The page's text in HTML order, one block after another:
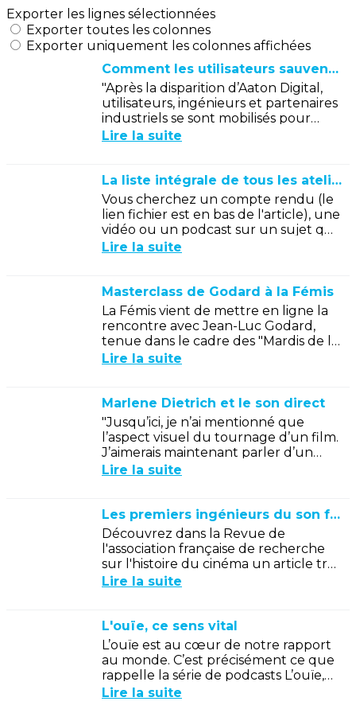
Exporter les lignes sélectionnées
Exporter toutes les colonnes
Exporter uniquement les colonnes affichées
Comment les utilisateurs sauvent une légende de l’audio professionnel…
"Après la disparition d’Aaton Digital,
utilisateurs, ingénieurs et partenaires
industriels se sont mobilisés pour
préserver les mythiques
Lire la suite
La liste intégrale de tous les ateliers
Vous cherchez un compte rendu (le
lien fichier est en bas de l'article), une
vidéo ou un podcast sur un sujet qui
vous intéresse particulièrement,
Lire la suite
Masterclass de Godard à la Fémis
La Fémis vient de mettre en ligne la
rencontre avec Jean-Luc Godard,
tenue dans le cadre des "Mardis de la
Fémis" le 26 avril 1988.
Lire la suite
Marlene Dietrich et le son direct
"Jusqu’ici, je n’ai mentionné que
l’aspect visuel du tournage d’un film.
J’aimerais maintenant parler d’un
second élément tout aussi essentiel :
Lire la suite
Les premiers ingénieurs du son français
Découvrez dans la Revue de
l'association française de recherche
sur l'histoire du cinéma un article très
documenté sur la création du métier
Lire la suite
L'ouïe, ce sens vital
L’ouïe est au cœur de notre rapport
au monde. C’est précisément ce que
rappelle la série de podcasts L’ouïe,
ce sens vital, proposée par France
Lire la suite